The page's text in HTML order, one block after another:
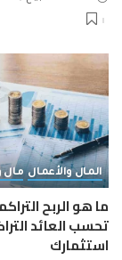
المال والأعمال مال
ما هو الربح
تحسب العائد
استثمارك